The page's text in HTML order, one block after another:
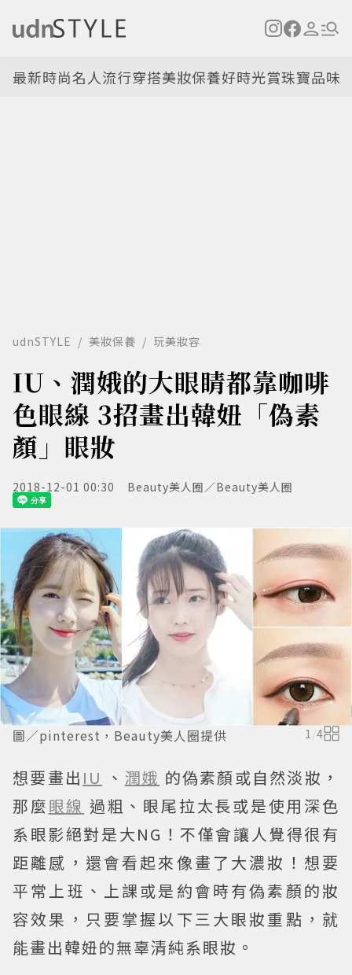
最新時尚名人流行穿搭美妝保養好時光賞珠寶品味
udnSTYLE 美妝保養 玩美妝容
IU、潤娥的大眼睛都靠咖啡
色眼線 3招畫出韓妞「偽素
顏」眼妝
2018-12-01 00:30 Beauty美人圈／Beauty美人圈
圖／pinterest，Beauty美人圈提供 1 /4
想要畫出 IU 、 潤娥 的偽素顏或自然淡妝，
那麼眼線 過粗、眼尾拉太長或是使用深色
系眼影絕對是大NG！不僅會讓人覺得很有
距離感，還會看起來像畫了大濃妝！想要
平常上班、上課或是約會時有偽素顏的妝
容效果，只要掌握以下三大眼妝重點，就
能畫出韓妞的無辜清純系眼妝。